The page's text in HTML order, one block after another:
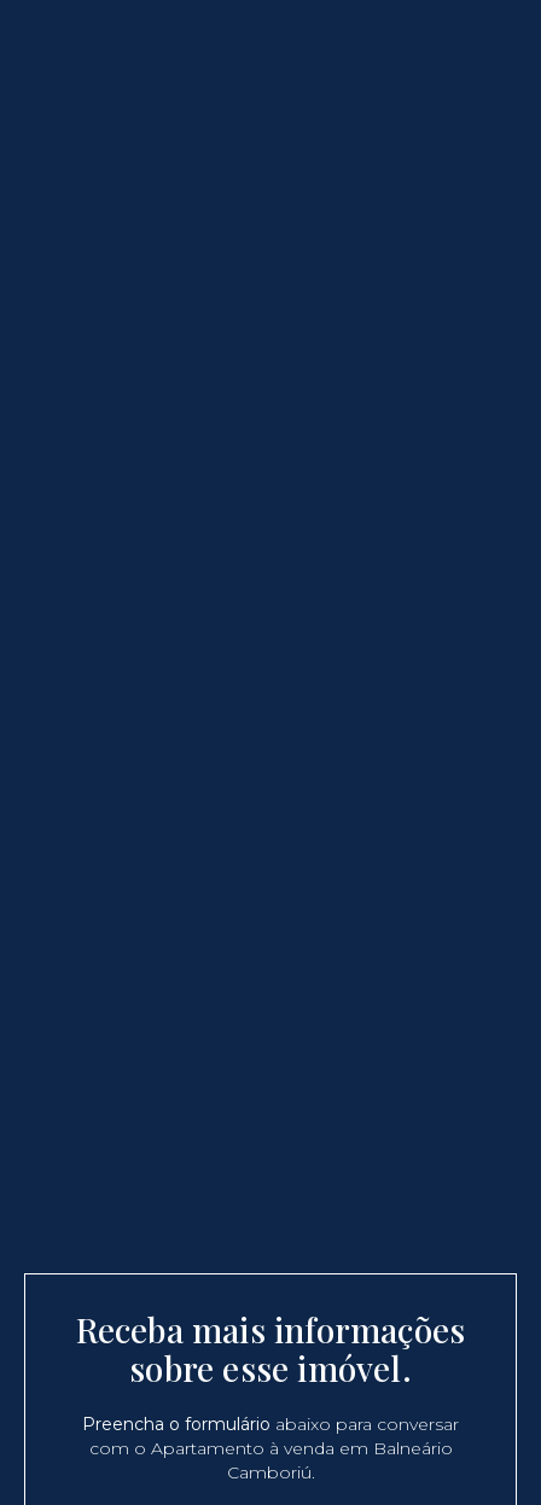
Receba mais informações
sobre esse imóvel.
Preencha o formulário abaixo para conversar
com o Apartamento à venda em Balneário
Camboriú.